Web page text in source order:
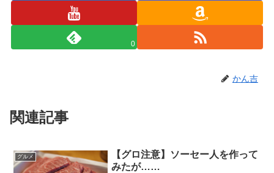
0
かん吉
関連記事
グルメ
【グロ注意】ソーセー人を作って
みたが……